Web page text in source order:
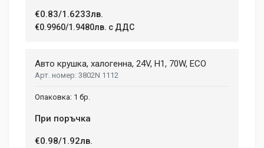
Your Review
€0.83/1.6233лв.
€0.9960/1.9480лв. с ДДС
Авто крушка, халогенна, 24V, H1, 70W, ECO
3802N 1112
1 бр.
При поръчка
€0.98/1.92лв.